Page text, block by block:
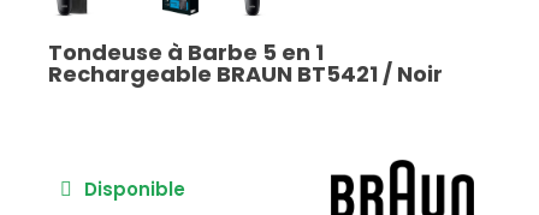
Tondeuse à Barbe 5 en 1
Rechargeable BRAUN BT5421 / Noir
Disponible